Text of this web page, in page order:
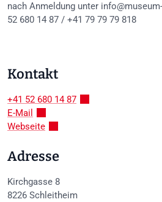
nach Anmeldung unter
52 680 14 87 / +41 79 79 79 818
Kontakt
+41 52 680 14 87
E-Mail
Webseite
Adresse
Kirchgasse 8
8226 Schleitheim